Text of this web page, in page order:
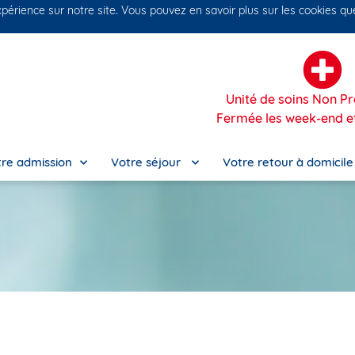
Unité de soins Non
Fermée les week-end
admission Votre séjour Votre retour à domicile
sur notre site. Vous pouvez en savoir plus sur les cookies